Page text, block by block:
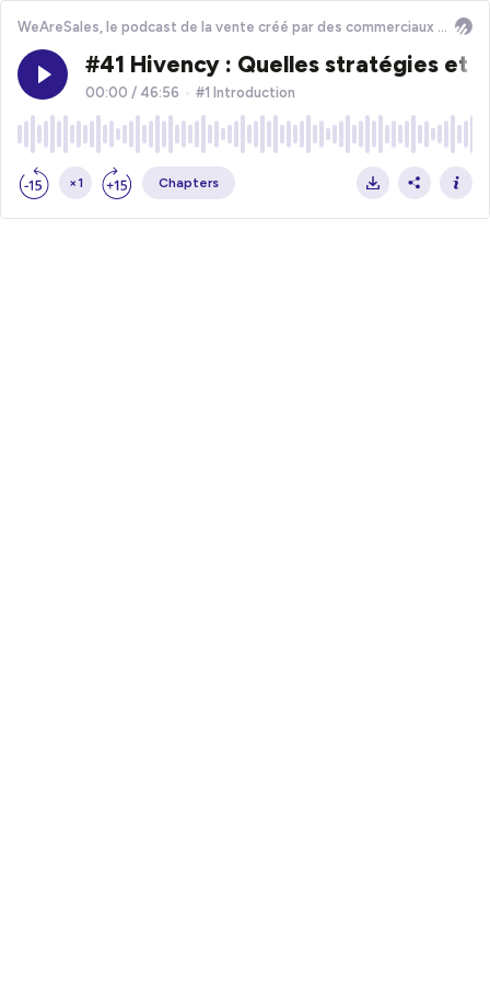
WeAreSales, le podcast de la vente créé par des commerciaux pour des commerciaux
#41 Hivency : Quelles stratégies et
00:00 / 46:56 #1 Introduction
×1 Chapters